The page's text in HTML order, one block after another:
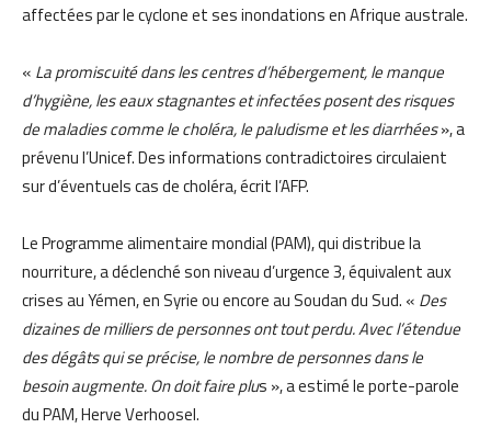
affectées par le cyclone et ses inondations en Afrique australe.
« La promiscuité dans les centres d’hébergement, le manque
d’hygiène, les eaux stagnantes et infectées posent des risques
de maladies comme le choléra, le paludisme et les diarrhées», a
prévenu l’Unicef. Des informations contradictoires circulaient
sur d’éventuels cas de choléra, écrit l’AFP.
Le Programme alimentaire mondial (PAM), qui distribue la
nourriture, a déclenché son niveau d’urgence 3, équivalent aux
crises au Yémen, en Syrie ou encore au Soudan du Sud. « Des
dizaines de milliers de personnes ont tout perdu. Avec l’étendue
des dégâts qui se précise, le nombre de personnes dans le
besoin augmente. On doit faire plus », a estimé le porte-parole
du PAM, Herve Verhoosel.